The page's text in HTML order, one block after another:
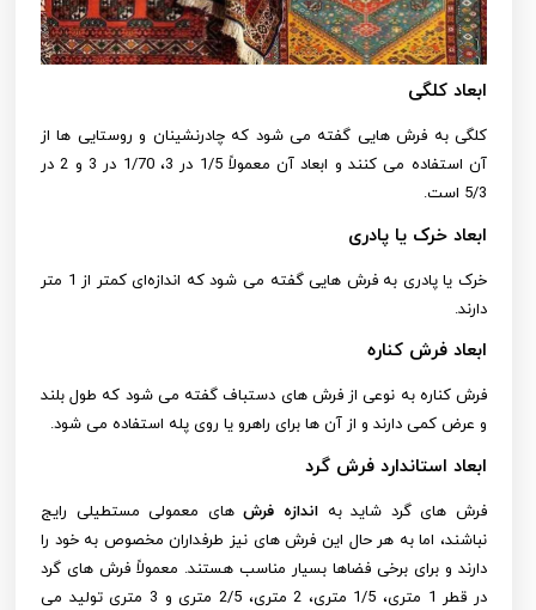
ابعاد کلگی
کلگی به فرش هایی گفته می شود که چادرنشینان و روستایی ها از
آن استفاده می کنند و ابعاد آن معمولاً 1/5 در 3، 1/70 در 3 و 2 در
5/3 است.
ابعاد خرک یا پادری
خرک یا پادری به فرش هایی گفته می شود که اندازه‌ای کمتر از 1 متر
دارند.
ابعاد فرش کناره
فرش کناره به نوعی از فرش های دستباف گفته می شود که طول بلند
و عرض کمی دارند و از آن ها برای راهرو یا روی پله استفاده می شود.
ابعاد استاندارد فرش گرد
فرش های گرد شاید به اندازه فرشهای معمولی مستطیلی رایج
نباشند، اما به هر حال این فرش های نیز طرفداران مخصوص به خود را
دارند و برای برخی فضاها بسیار مناسب هستند. معمولاً فرش های گرد
در قطر 1 متری، 1/5 متری، 2 متری، 2/5 متری و 3 متری تولید می